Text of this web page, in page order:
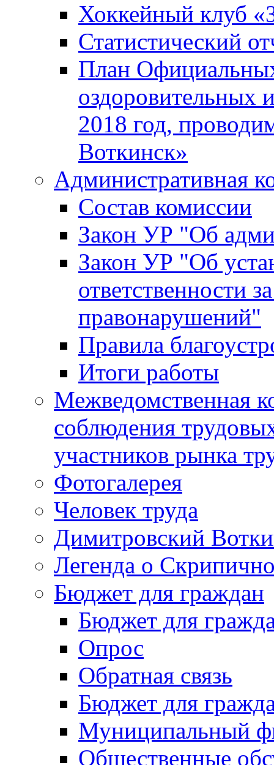
Хоккейный клуб
Статистический
План
оздоровительных
2018 год,
Воткинск»
Административная
Состав комиссии
Закон УР "Об
Закон УР "Об
ответственности
правонарушений"
Правила
Итоги работы
Межведомственная
соблюдения
участников рынка
Фотогалерея
Человек труда
Димитровский
Легенда о
Бюджет для граждан
Бюджет для
Опрос
Обратная связь
Бюджет для
Муниципальный
Общественные